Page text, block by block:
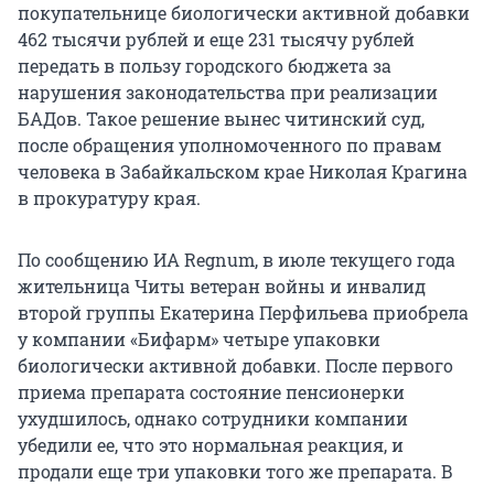
покупательнице биологически активной добавки
462 тысячи рублей и еще 231 тысячу рублей
передать в пользу городского бюджета за
нарушения законодательства при реализации
БАДов. Такое решение вынес читинский суд,
после обращения уполномоченного по правам
человека в Забайкальском крае Николая Крагина
в прокуратуру края.
По сообщению ИА Regnum, в июле текущего года
жительница Читы ветеран войны и инвалид
второй группы Екатерина Перфильева приобрела
у компании «Бифарм» четыре упаковки
биологически активной добавки. После первого
приема препарата состояние пенсионерки
ухудшилось, однако сотрудники компании
убедили ее, что это нормальная реакция, и
продали еще три упаковки того же препарата. В